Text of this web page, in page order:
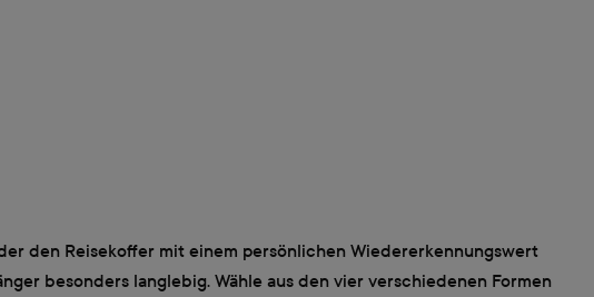
den Reisekoffer mit einem persönlichen Wiedererkennungswert
besonders langlebig. Wähle aus den vier verschiedenen Formen